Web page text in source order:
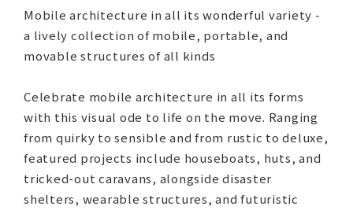
Mobile architecture in all its wonderful variety -
a lively collection of mobile, portable, and
movable structures of all kinds
Celebrate mobile architecture in all its forms
with this visual ode to life on the move. Ranging
from quirky to sensible and from rustic to deluxe,
featured projects include houseboats, huts, and
tricked-out caravans, alongside disaster
shelters, wearable structures, and futuristic